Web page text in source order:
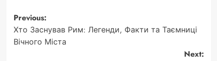
Post
navigation
Previous:
Хто Заснував Рим: Легенди, Факти та Таємниці
Вічного Міста
Next: